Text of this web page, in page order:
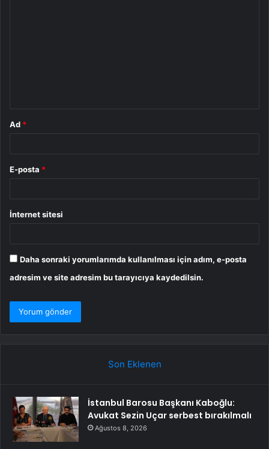
Ad *
E-posta *
İnternet sitesi
Daha sonraki yorumlarımda kullanılması için adım, e-posta
adresim ve site adresim bu tarayıcıya kaydedilsin.
Son Eklenen
İstanbul Barosu Başkanı Kaboğlu:
Avukat Sezin Uçar serbest bırakılmalı
Ağustos 8, 2026